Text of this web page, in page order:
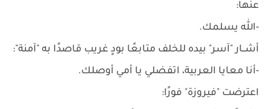
عنها:
-الله يسلمك.
أشــار "آسر" بيده للخلف متابعًا بودٍ غريب قاصدًا به "آمنة":
-أنا معايا العربية، اتفضلي يا أمي أوصلك.
اعترضت "فيروزة" فورًا: